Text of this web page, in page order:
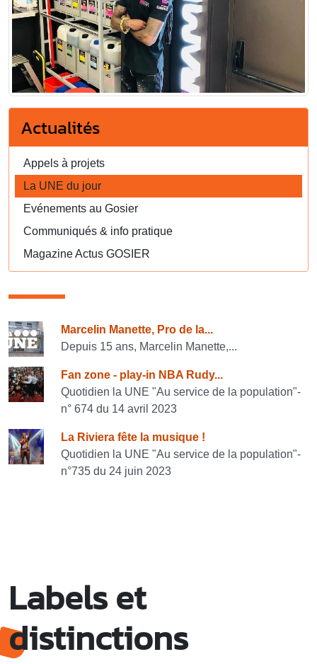
Actualités
Appels à projets
La UNE du jour
Evénements au Gosier
Communiqués & info pratique
Magazine Actus GOSIER
Consulter également
Marcelin Manette, Pro de la...
Depuis 15 ans, Marcelin Manette,...
Fan zone - play-in NBA Rudy...
Quotidien la UNE "Au service de la population"-
n° 674 du 14 avril 2023
La Riviera fête la musique !
Quotidien la UNE "Au service de la population"-
n°735 du 24 juin 2023
Labels et
distinctions